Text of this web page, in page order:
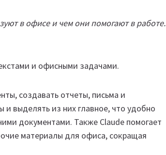
в офисе и чем они помогают в работе.
и офисными задачами.
создавать отчеты, письма и
выделять из них главное, что удобно
документами. Также Claude помогает
материалы для офиса, сокращая